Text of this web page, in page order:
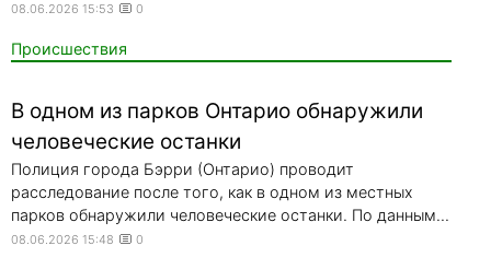
08.06.2026 15:53 0
Происшествия
В одном из парков Онтарио обнаружили
человеческие останки
Полиция города Бэрри (Онтарио) проводит
расследование после того, как в одном из местных
парков обнаружили человеческие останки. По данным...
08.06.2026 15:48 0